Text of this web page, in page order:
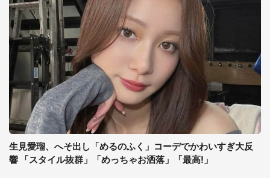
生見愛瑠、へそ出し「めるのふく」コーデでかわいすぎ大反
響 「スタイル抜群」「めっちゃお洒落」「最高!」